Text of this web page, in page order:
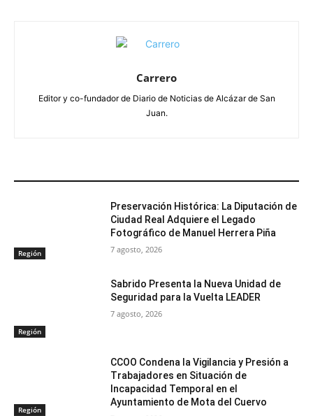
Carrero
Editor y co-fundador de Diario de Noticias de Alcázar de San
Juan.
Región
Preservación Histórica: La Diputación de
Ciudad Real Adquiere el Legado
Fotográfico de Manuel Herrera Piña
7 agosto, 2026
Región
Sabrido Presenta la Nueva Unidad de
Seguridad para la Vuelta LEADER
7 agosto, 2026
Región
CCOO Condena la Vigilancia y Presión a
Trabajadores en Situación de
Incapacidad Temporal en el
Ayuntamiento de Mota del Cuervo